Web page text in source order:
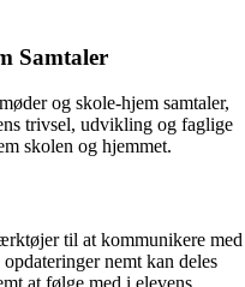
Samtaler
og skole-hjem samtaler,
trivsel, udvikling og faglige
skolen og hjemmet.
til at kommunikere med
nemt kan deles
at følge med i elevens